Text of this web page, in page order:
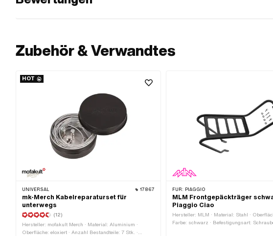
Zubehör & Verwandtes
HOT
UNIVERSAL 17867
mk-Merch Kabelreparaturset für
unterwegs
(12)
Hersteller: mofakult Merch · Material: Aluminium ·
Oberfläche: eloxiert · Anzahl Bestandteile: 7 Stk. ·
FÜR: PIAGGIO
MLM Frontgepäckträger
Piaggio Ciao
Hersteller: MLM · Material: Stahl ·
Farbe: schwarz · Befestigungsart: